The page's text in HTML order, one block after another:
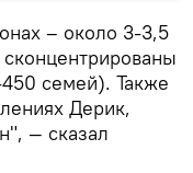
– около 3-3,5
семей). Также
Дерик,
— сказал